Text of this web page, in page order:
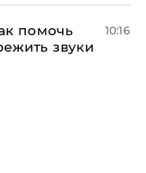
помочь
звуки
10:16